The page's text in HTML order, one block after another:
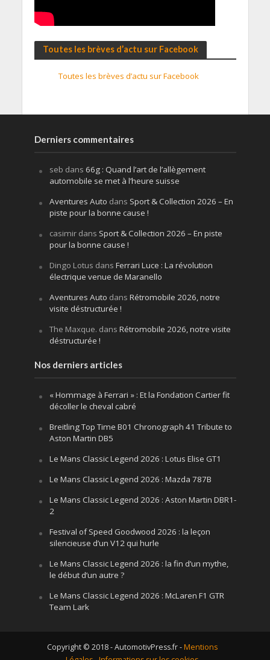
Toutes les brèves d’actu sur Facebook
Toutes les brèves d’actu sur Facebook
Derniers commentaires
seb dans 66g : Quand l’art de l’allègement
automobile se met à l’heure suisse
Aventures Auto dans Sport & Collection 2026 – En
piste pour la bonne cause !
casimirdans Sport & Collection 2026 – En piste
pour la bonne cause !
Dingo Lotus dans Ferrari Luce : La révolution
électrique venue de Maranello
Aventures Auto dans Rétromobile 2026, notre
visite déstructurée !
The Maxque. dans Rétromobile 2026, notre visite
déstructurée !
Nos derniers articles
« Hommage à Ferrari » : Et la Fondation Cartier fit
décoller le cheval cabré
Breitling Top Time B01 Chronograph 41 Tribute to
Aston Martin DB5
Le Mans Classic Legend 2026 : Lotus Elise GT1
Le Mans Classic Legend 2026 : Mazda 787B
Le Mans Classic Legend 2026 : Aston Martin DBR1-
2
Festival of Speed Goodwood 2026 : la leçon
silencieuse d’un V12 qui hurle
Le Mans Classic Legend 2026 : la fin d’un mythe,
le début d’un autre ?
Le Mans Classic Legend 2026 : McLaren F1 GTR
Team Lark
Copyright © 2018 - AutomotivPress.fr -Mentions